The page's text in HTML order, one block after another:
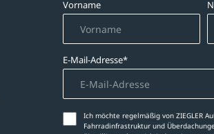
Vorname
E-Mail-Adresse*
Ich möchte regelmäßig von ZIEGLER
Fahrradinfrastruktur und